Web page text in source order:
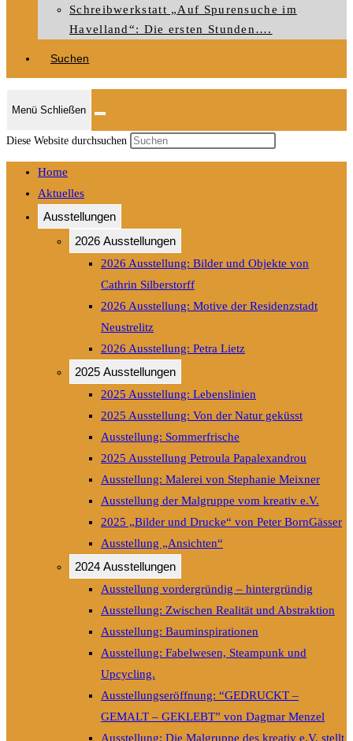
Schreibwerkstatt „Auf Spurensuche im
Havelland“: Die ersten Stunden….
Suchen
Menü Schließen
Diese Website durchsuchen
Escape
panel.
Home
Aktuelles
Ausstellungen
2026 Ausstellungen
2026 Ausstellung: Bilder und Objekte von
Cathrin Silberstorff
2026 Ausstellung: Motive der Residenzstadt
Neustrelitz
2026 Ausstellung: Petra Lietz
2025 Ausstellungen
2025 Ausstellung: Lebenslinien
2025 Ausstellung: Von der Natur geküsst
Ausstellung: Sommerfrische
2025 Ausstellung Petroula Papalexandrou
Ausstellung: Malerei von Stephanie Meixner
Ausstellung der Malgruppe vom kreativ e.V.
2025 „Bilder und Drucke“ von Peter BornGässer
Ausstellung „Ansichten“
2024 Ausstellungen
Ausstellung vordergründig – hintergründig
Ausstellung: Zwischen Realität und Abstraktion
Ausstellung: Bauminspirationen
Ausstellung: Fabelwesen, Steampunk und
Upcycling.
Ausstellungseröffnung: “GEDRUCKT –
GEMALT – GEKLEBT” von Dagmar Menzel
Ausstellung: Die Malgruppe des kreativ e.V. stellt